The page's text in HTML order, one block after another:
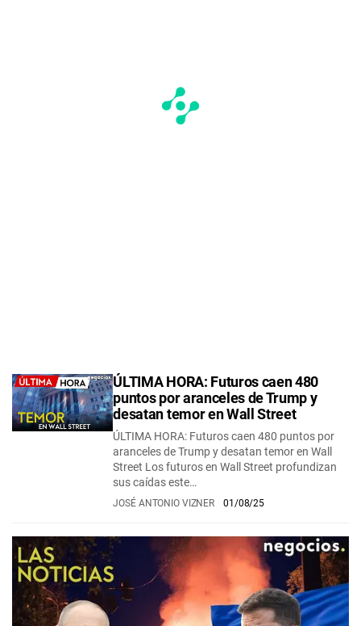
ÚLTIMA HORA: Futuros caen 480
puntos por aranceles de Trump y
desatan temor en Wall Street
ÚLTIMA HORA: Futuros caen 480 puntos por
aranceles de Trump y desatan temor en Wall
Street Los futuros en Wall Street profundizan
sus caídas este…
JOSÉ ANTONIO VIZNER 01/08/25